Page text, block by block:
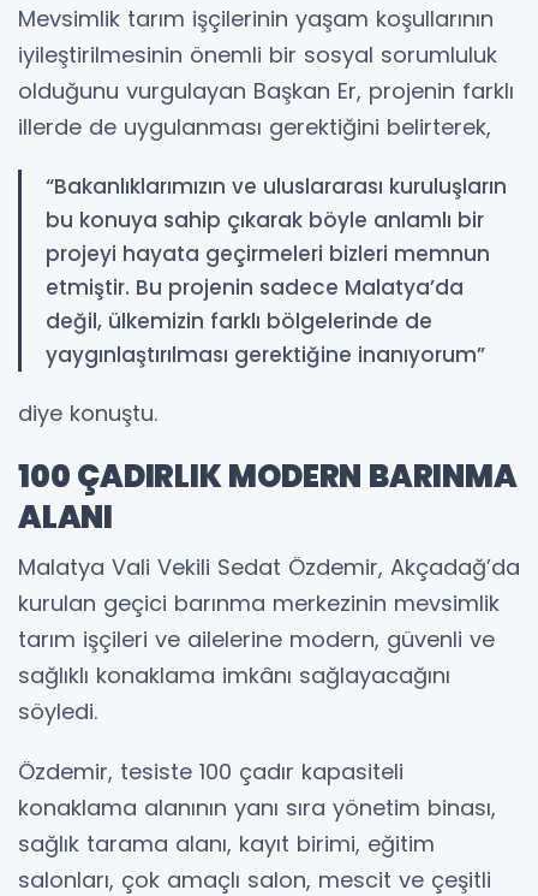
Mevsimlik tarım işçilerinin yaşam koşullarının
iyileştirilmesinin önemli bir sosyal sorumluluk
olduğunu vurgulayan Başkan Er, projenin farklı
illerde de uygulanması gerektiğini belirterek,
“Bakanlıklarımızın ve uluslararası kuruluşların
bu konuya sahip çıkarak böyle anlamlı bir
projeyi hayata geçirmeleri bizleri memnun
etmiştir. Bu projenin sadece Malatya’da
değil, ülkemizin farklı bölgelerinde de
yaygınlaştırılması gerektiğine inanıyorum”
diye konuştu.
100 ÇADIRLIK MODERN BARINMA
ALANI
Malatya Vali Vekili Sedat Özdemir, Akçadağ’da
kurulan geçici barınma merkezinin mevsimlik
tarım işçileri ve ailelerine modern, güvenli ve
sağlıklı konaklama imkânı sağlayacağını
söyledi.
Özdemir, tesiste 100 çadır kapasiteli
konaklama alanının yanı sıra yönetim binası,
sağlık tarama alanı, kayıt birimi, eğitim
salonları, çok amaçlı salon, mescit ve çeşitli